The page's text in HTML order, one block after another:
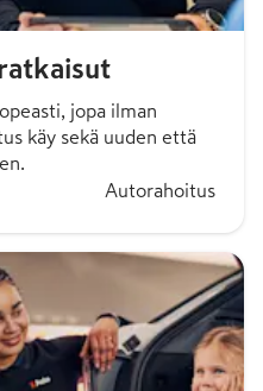
jopa ilman
käy sekä uuden että
Autorahoitus